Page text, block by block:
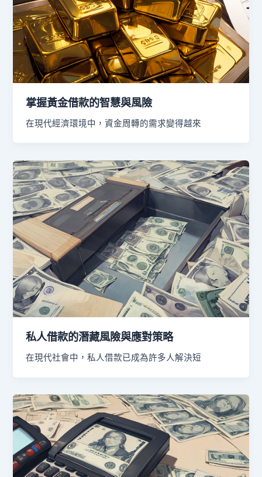
掌握黃金借款的智慧與風險
在現代經濟環境中，資金周轉的需求變得越來
私人借款的潛藏風險與應對策略
在現代社會中，私人借款已成為許多人解決短